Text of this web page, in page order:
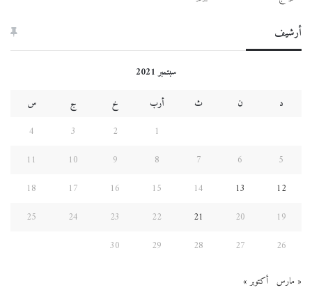
أرشيف
سبتمبر 2021
د
ن ث أرب خ ج
س
1
2
3
4
5
6
7
8
9
10
11
12
13
14
15
16
17
18
19
20
21
22
23
24
25
26
27
28
29
30
« مارس أكتوبر »